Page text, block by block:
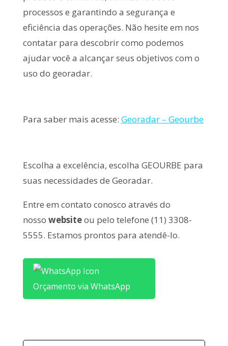
processos e garantindo a segurança e
eficiência das operações. Não hesite em nos
contatar para descobrir como podemos
ajudar você a alcançar seus objetivos com o
uso do georadar.
Para saber mais acesse: Georadar – Geourbe
Escolha a excelência, escolha GEOURBE para
suas necessidades de Georadar.
Entre em contato conosco através do
nosso websiteou pelo telefone (11) 3308-
5555. Estamos prontos para atendê-lo.
Orçamento via WhatsApp